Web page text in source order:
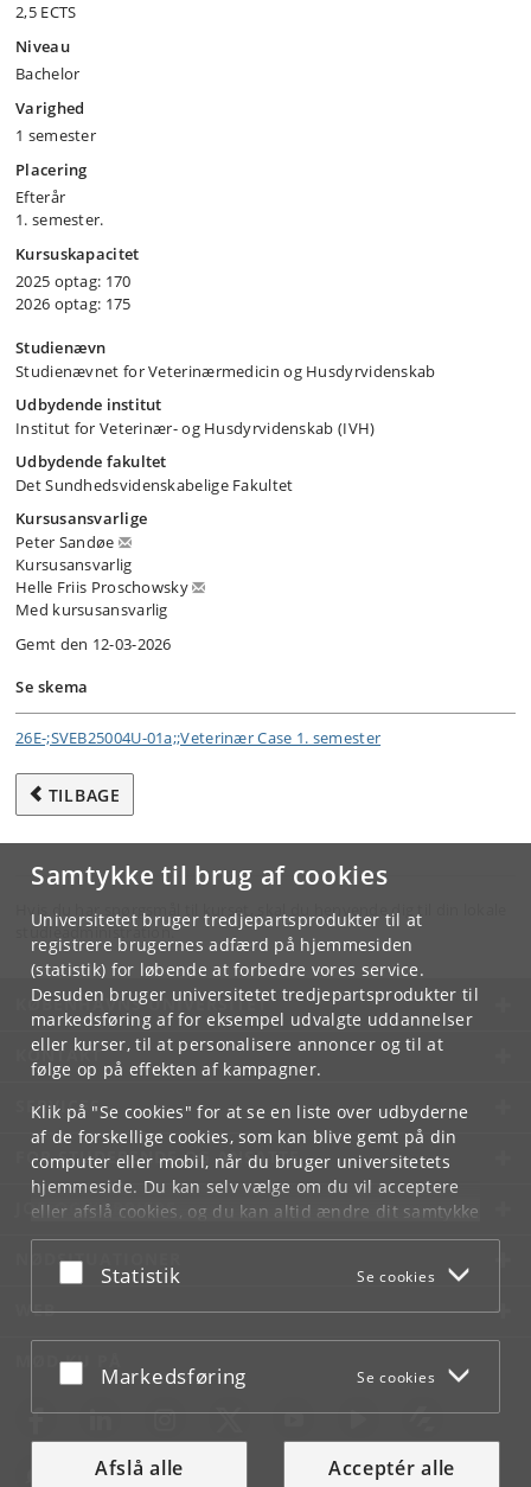
Samtykke til brug af cookies
Universitetet bruger tredjepartsprodukter til at
registrere brugernes adfærd på hjemmesiden
(statistik) for løbende at forbedre vores service.
Desuden bruger universitetet tredjepartsprodukter til
markedsføring af for eksempel udvalgte uddannelser
eller kurser, til at personalisere annoncer og til at
følge op på effekten af kampagner.
Klik på "Se cookies" for at se en liste over udbyderne
af de forskellige cookies, som kan blive gemt på din
computer eller mobil, når du bruger universitetets
hjemmeside. Du kan selv vælge om du vil acceptere
eller afslå cookies, og du kan altid ændre dit samtykke
underCookie- og privatlivspolitiksom du finder i
bunden af hver side.
Acceptér eller afslå
Statistik Se cookies
Acceptér eller afslå
Markedsføring Se cookies
Afslå alle Acceptér alle
2,5 ECTS
Niveau
Bachelor
Varighed
1 semester
Placering
Efterår
1. semester.
Kursuskapacitet
2025 optag: 170
2026 optag: 175
Studienævn
Studienævnet for Veterinærmedicin og Husdyrvidenskab
Udbydende institut
Institut for Veterinær- og Husdyrvidenskab (IVH)
Udbydende fakultet
Det Sundhedsvidenskabelige Fakultet
Kursusansvarlige
Peter Sandøe
Kursusansvarlig
Helle Friis Proschowsky
Med kursusansvarlig
Gemt den 12-03-2026
Se skema
26E-;SVEB25004U-01a;;Veterinær Case 1. semester
TILBAGE
Hvis du har spørgsmål til kurset, skal du henvende dig til din lokale
studieadministration.
KØBENHAVNS UNIVERSITET
KONTAKT
SERVICES
FOR STUDERENDE OG ANSATTE
JOB OG KARRIERE
NØDSITUATIONER
WEB
MØD KU PÅ